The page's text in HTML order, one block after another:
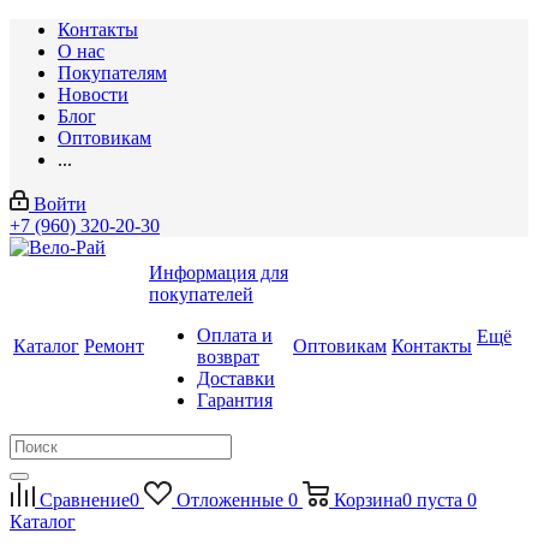
Контакты
О нас
Покупателям
Новости
Блог
Оптовикам
...
Войти
+7 (960) 320-20-30
Каталог Ремонт
Информация для
покупателей
Оплата и
возврат
Доставки
Гарантия
Оптовикам Контакты Ещё
Сравнение0 Отложенные 0 Корзина0 пуста 0
Каталог